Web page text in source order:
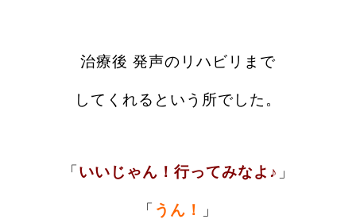
治療後 発声のリハビリまで
してくれるという 所でした。
「 いいじゃん！行ってみなよ♪ 」
「 うん！ 」